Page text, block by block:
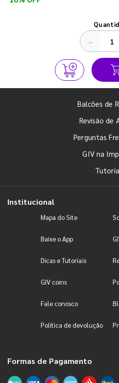
−
Balcões de
Revisão de
Perguntas
GIV na
Institucional
Mapa do Site
Baixe o App
Dicas e Tutoriais
GIV coins
Fale conosco
Política de devolução
Formas de Pagamento